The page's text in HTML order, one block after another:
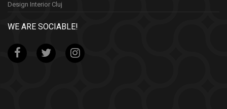
Design Interior Cluj
WE ARE SOCIABLE!